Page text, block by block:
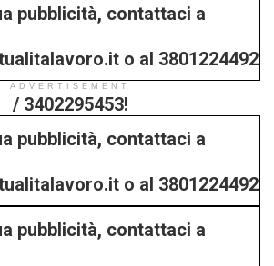
pubblicità, contattaci a
o al 3801224492
/ 3402295453!
ADVERTISEMENT
pubblicità, contattaci a
o al 3801224492
/ 3402295453!
pubblicità, contattaci a